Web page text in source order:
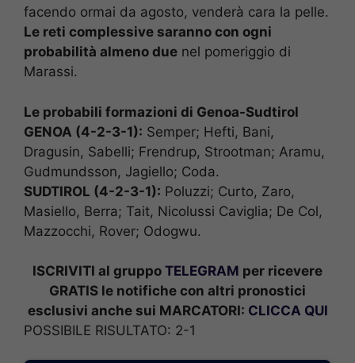
facendo ormai da agosto, venderà cara la pelle.
Le reti complessive saranno con ogni
probabilità almeno due nel pomeriggio di
Marassi.
Le probabili formazioni di Genoa-Sudtirol
GENOA (4-2-3-1): Semper; Hefti, Bani,
Dragusin, Sabelli; Frendrup, Strootman; Aramu,
Gudmundsson, Jagiello; Coda.
SUDTIROL (4-2-3-1): Poluzzi; Curto, Zaro,
Masiello, Berra; Tait, Nicolussi Caviglia; De Col,
Mazzocchi, Rover; Odogwu.
ISCRIVITI al gruppo TELEGRAM per ricevere
GRATIS le notifiche con altri pronostici
esclusivi anche sui MARCATORI: CLICCA QUI
POSSIBILE RISULTATO: 2-1